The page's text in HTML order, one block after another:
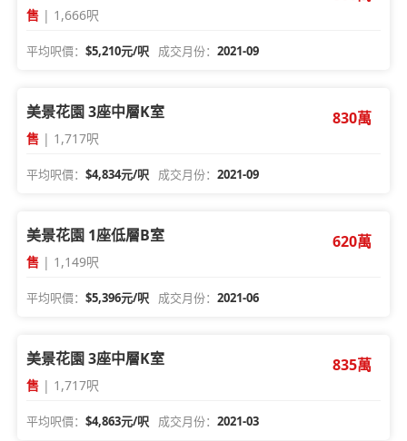
售 | 1,666呎
平均呎價：$5,210元/呎 成交月份：2021-09
美景花園 3座中層K室
售 | 1,717呎
830萬
平均呎價：$4,834元/呎 成交月份：2021-09
美景花園 1座低層B室
售 | 1,149呎
620萬
平均呎價：$5,396元/呎 成交月份：2021-06
美景花園 3座中層K室
售 | 1,717呎
835萬
平均呎價：$4,863元/呎 成交月份：2021-03